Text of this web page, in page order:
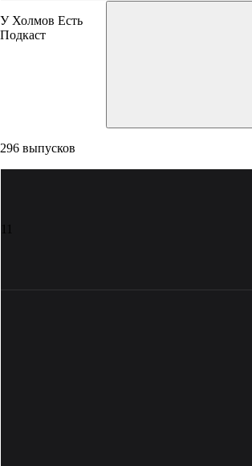
У Холмов Есть
Подкаст
296 выпусков
11